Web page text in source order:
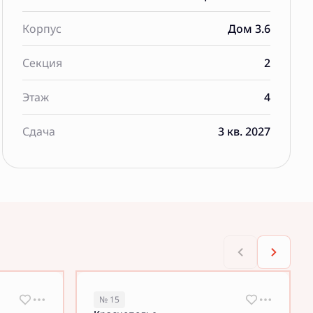
Корпус Дом 3.6
Секция 2
Этаж 4
Сдача 3 кв. 2027
№ 15